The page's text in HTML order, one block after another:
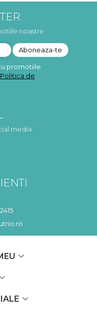
noastre
promotiile
Politica de
media